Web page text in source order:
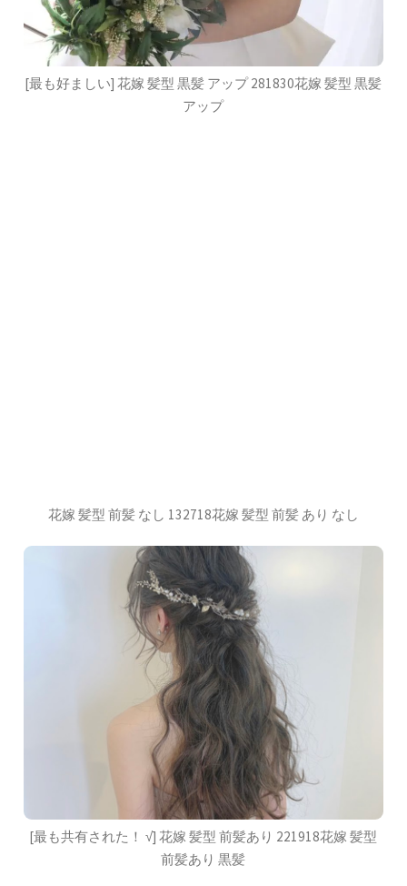
[最も好ましい] 花嫁 髪型 黒髪 アップ 281830花嫁 髪型 黒髪
アップ
花嫁 髪型 前髪 なし 132718花嫁 髪型 前髪 あり なし
[最も共有された！ √] 花嫁 髪型 前髪あり 221918花嫁 髪型
前髪あり 黒髪